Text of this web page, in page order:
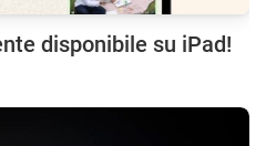
disponibile su iPad!